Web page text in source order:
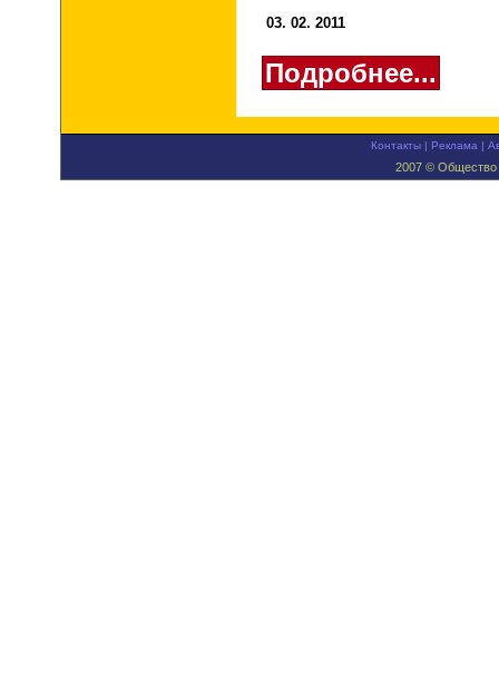
03. 02. 2011
Подробнее...
Контакты |Реклама |
2007 © Общество